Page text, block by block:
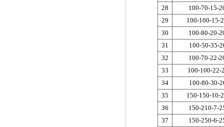
28
100-70-15-
29
100-100-15-
30
100-80-20-
31
100-50-35-
32
100-70-22-
33
100-100-22-
34
100-80-30-
35
150-150-10-
36
150-210-7-
37
150-250-6-